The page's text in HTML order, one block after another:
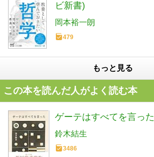
ビ新書)
岡本裕一朗
479
もっと見る
この本を読んだ人がよく読む本
ゲーテはすべてを言った
鈴木結生
3486